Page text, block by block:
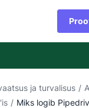
ja turvalisus /
/ Miks logib